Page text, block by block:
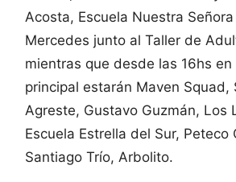
Acosta, Escuela Nuestra
Mercedes junto al Taller de
mientras que desde las 16hs
principal estarán Maven Squad,
Agreste, Gustavo Guzmán, Los
Escuela Estrella del Sur, Peteco
Santiago Trío, Arbolito.